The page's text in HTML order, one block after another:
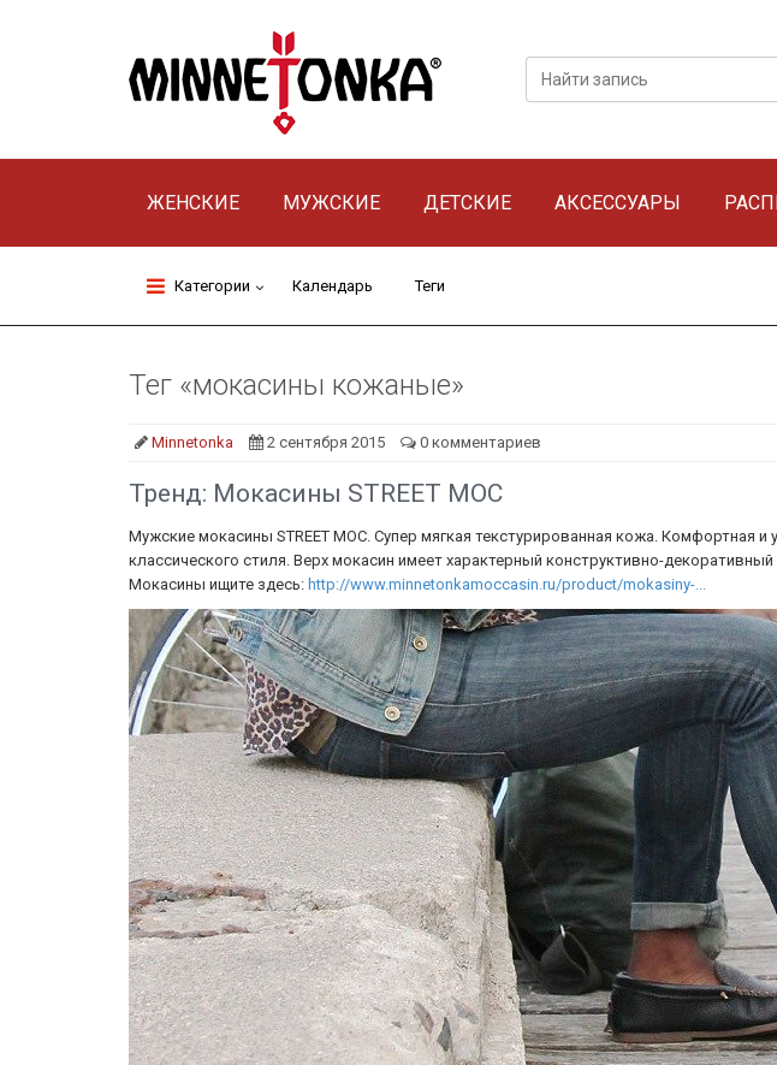
ЖЕНСКИЕ МУЖСКИЕ ДЕТСКИЕ АКСЕССУАРЫ
Категории Календарь Теги
Тег «мокасины кожаные»
Minnetonka 2 сентября 2015 0 комментариев
Тренд: Мокасины STREET MOC
Мужские мокасины STREET MOC. Супер мягкая текстурированная кожа. Комфортная
классического стиля. Верх мокасин имеет характерный конструктивно-
Мокасины ищите здесь: http://www.minnetonkamoccasin.ru/product/mokasiny-...